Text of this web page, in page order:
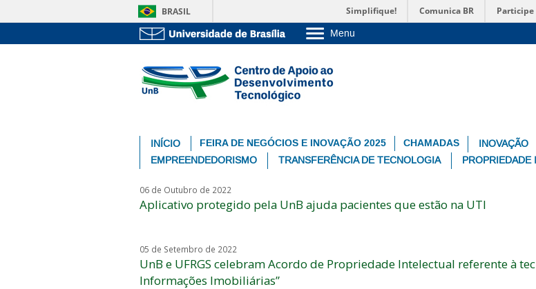
BRASIL Simplifique! Comunica BR Participe
Menu
Unidades acadêmicas
Estude na UnB
INÍCIO FEIRA DE NEGÓCIOS E INOVAÇÃO 2025 CHAMADAS INOVAÇÃO
EMPREENDEDORISMO
TRANSFERÊNCIA DE TECNOLOGIA PROPRIEDADE
06 de Outubro de 2022
Aplicativo protegido pela UnB ajuda pacientes que estão na UTI
05 de Setembro de 2022
UnB e UFRGS celebram Acordo de Propriedade Intelectual referente à
Informações Imobiliárias”